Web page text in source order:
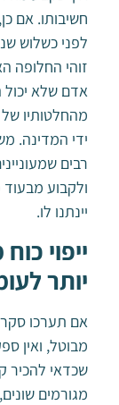
חשיבותו. אם
לפני כשלוש
זוהי החלופה
אדם שלא
מהחלטותיו
ידי המדינה.
רבים
ולקבוע מבעוד
יינתנו לו.
ייפוי
יותר
אם תערכו סקר
מבוטל, ואין
שכדאי להכיר
מגורמים